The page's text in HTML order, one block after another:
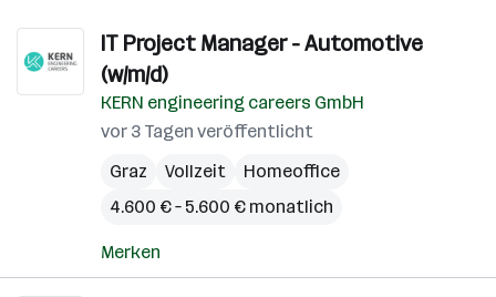
IT Project Manager - Automotive
(w/m/d)
KERN engineering careers GmbH
vor 3 Tagen veröffentlicht
Graz
Vollzeit
Homeoffice
4.600 € – 5.600 € monatlich
Merken